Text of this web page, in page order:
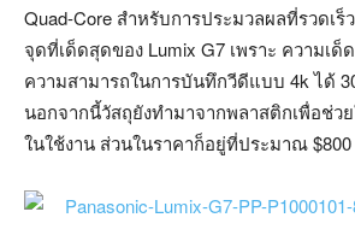
Quad-Core สำหรับการประมวลผลที่รวดเ
จุดที่เด็ดสุดของ Lumix G7 เพราะ ความเด็
ความสามารถในการบันทึกวีดีแบบ 4k ได้
นอกจากนี้วัสถุยังทำมาจากพลาสติกเพื่อช่ว
ในใช้งาน ส่วนในราคาก็อยู่ที่ประมาณ $800